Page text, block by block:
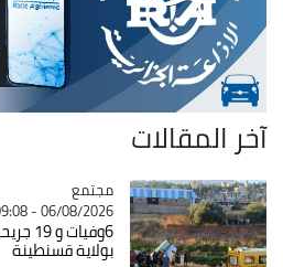
آخر المقالات
Catégorie
مجتمع
06/08/2026 - 09:08
6وفيات و
بولاية قسنطينة